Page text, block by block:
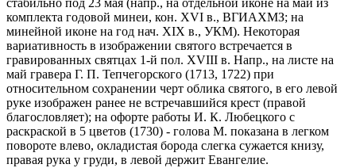
стабильно под 23 мая (напр., на отдельной иконе на май из
комплекта годовой минеи, кон. XVI в., ВГИАХМЗ; на
минейной иконе на год нач. XIX в., УКМ). Некоторая
вариативность в изображении святого встречается в
гравированных святцах 1-й пол. XVIII в. Напр., на листе на
май гравера Г. П. Тепчегорского (1713, 1722) при
относительном сохранении черт облика святого, в его левой
руке изображен ранее не встречавшийся крест (правой
благословляет); на офорте работы И. К. Любецкого с
раскраской в 5 цветов (1730) - голова М. показана в легком
повороте влево, окладистая борода слегка сужается книзу,
правая рука у груди, в левой держит Евангелие.